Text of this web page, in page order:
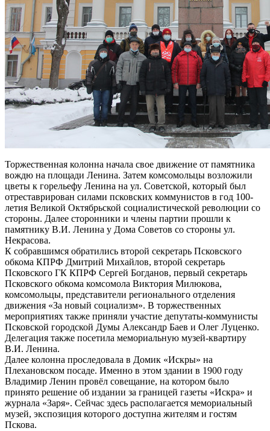
Торжественная колонна начала свое движение от памятника
вождю на площади Ленина. Затем комсомольцы возложили
цветы к горельефу Ленина на ул. Советской, который был
отреставрирован силами псковских коммунистов в год 100-
летия Великой Октябрьской социалистической революции со
стороны. Далее сторонники и члены партии прошли к
памятнику В.И. Ленина у Дома Советов со стороны ул.
Некрасова.
К собравшимся обратились второй секретарь Псковского
обкома КПРФ Дмитрий Михайлов, второй секретарь
Псковского ГК КПРФ Сергей Богданов, первый секретарь
Псковского обкома комсомола Виктория Милюкова,
комсомольцы, представители регионального отделения
движения «За новый социализм». В торжественных
мероприятиях также приняли участие депутаты-коммунисты
Псковской городской Думы Александр Баев и Олег Луценко.
Делегация также посетила мемориальную музей-квартиру
В.И. Ленина.
Далее колонна проследовала в Домик «Искры» на
Плехановском посаде. Именно в этом здании в 1900 году
Владимир Ленин провёл совещание, на котором было
принято решение об издании за границей газеты «Искра» и
журнала «Заря». Сейчас здесь располагается мемориальный
музей, экспозиция которого доступна жителям и гостям
Пскова.